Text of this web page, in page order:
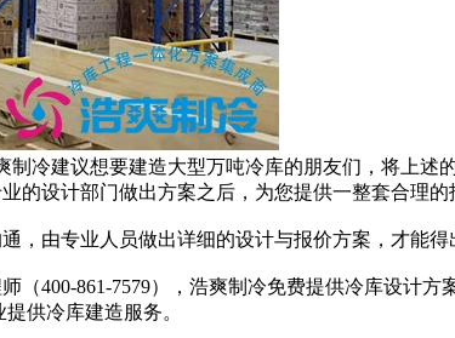
制冷建议想要建造大型万吨冷库的朋友们，将上述
设计部门做出方案之后，为您提供一整套合理的
由专业人员做出详细的设计与报价方案，才能得
400-861-7579），浩爽制冷免费提供冷库设计方
供冷库建造服务。